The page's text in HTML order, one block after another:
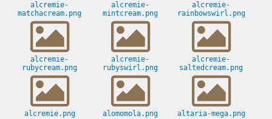
alcremie-
matchacream.png
alcremie-
mintcream.png
alcremie-
rainbowswirl.png
alcremie-
rubycream.png
alcremie-
rubyswirl.png
alcremie-
saltedcream.png
alcremie.png alomomola.png altaria-mega.png